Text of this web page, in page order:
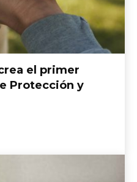
el primer
Protección y